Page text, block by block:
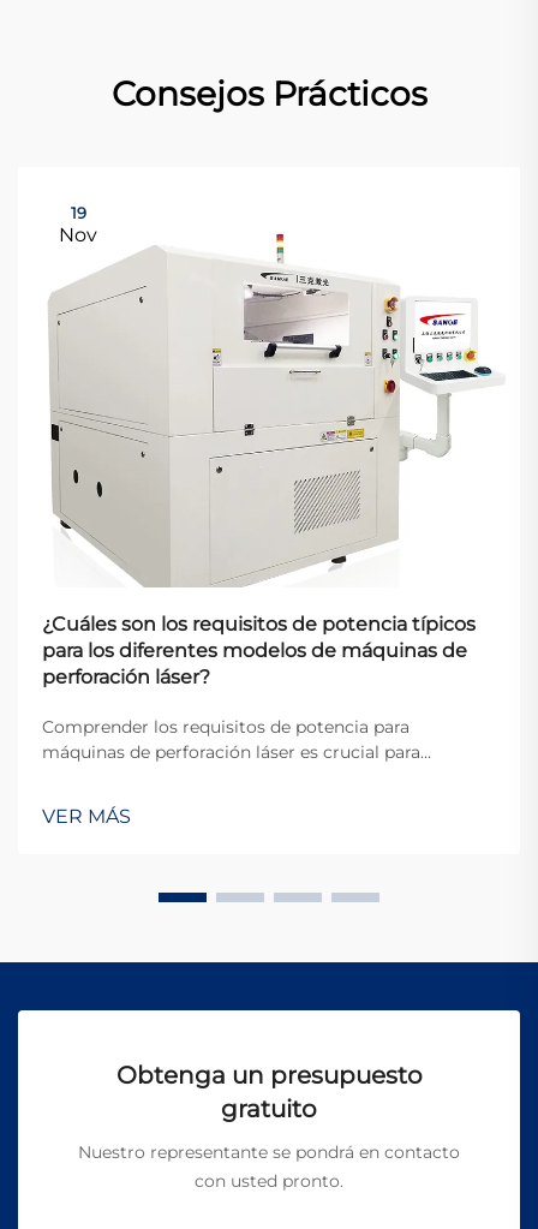
Consejos Prácticos
19
Nov
¿Cuáles son los requisitos de potencia típicos
para los diferentes modelos de máquinas de
perforación láser?
Comprender los requisitos de potencia para
máquinas de perforación láser es crucial para
instalaciones que planifican sus operaciones
industriales. Las demandas eléctricas de estos
VER MÁS
Obtenga un presupuesto
gratuito
Nuestro representante se pondrá en contacto
con usted pronto.